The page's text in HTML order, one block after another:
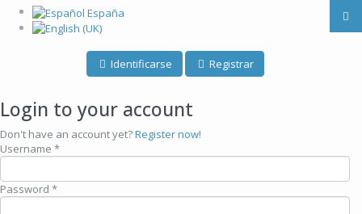
Identificarse Registrar
Login to your account
Don't have an account yet?Register now!
Username *
Password *